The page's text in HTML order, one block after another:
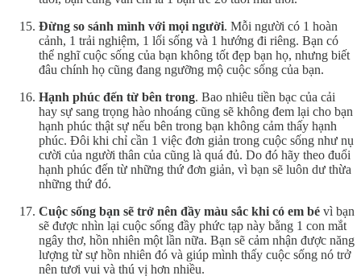
Đừng so sánh mình với mọi người. Mỗi người có 1 hoàn
cảnh, 1 trải nghiệm, 1 lối sống và 1 hướng đi riêng. Bạn có
thể nghĩ cuộc sống của bạn không tốt đẹp bạn họ, nhưng biết
đâu chính họ cũng đang ngưỡng mộ cuộc sống của bạn.
Hạnh phúc đến từ bên trong. Bao nhiêu tiền bạc của cải
hay sự sang trọng hào nhoáng cũng sẽ không đem lại cho bạn
hạnh phúc thật sự nếu bên trong bạn không cảm thấy hạnh
phúc. Đôi khi chỉ cần 1 việc đơn giản trong cuộc sống như nụ
cười của người thân của cũng là quá đủ. Do đó hãy theo đuổi
hạnh phúc đến từ những thứ đơn giản, vì bạn sẽ luôn dư thừa
những thứ đó.
Cuộc sống bạn sẽ trở nên đầy màu sắc khi có em bé vì bạn
sẽ được nhìn lại cuộc sống đầy phức tạp này bằng 1 con mắt
ngây thơ, hồn nhiên một lần nữa. Bạn sẽ cảm nhận được năng
lượng từ sự hồn nhiên đó và giúp mình thấy cuộc sống nó trở
nên tươi vui và thú vị hơn nhiều.